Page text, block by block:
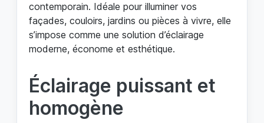
contemporain. Idéale pour illuminer vos
façades, couloirs, jardins ou pièces à vivre, elle
s’impose comme une solution d’éclairage
moderne, économe et esthétique.
Éclairage puissant et
homogène